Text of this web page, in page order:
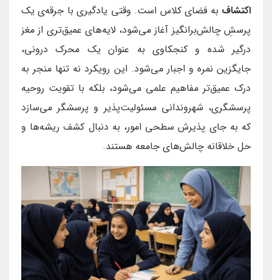
اکتشاف به فضای کلاس است. وقتی یادگیری با جرقه‌ی یک
پرسشِ چالش‌برانگیز آغاز می‌شود، لایه‌های عمیق‌تری از مغز
درگیر شده و کنجکاوی به عنوان یک محرک درونی،
جایگزین نمره و اجبار می‌شود. این رویکرد نه تنها منجر به
درک عمیق‌تر مفاهیم علمی می‌شود، بلکه با تقویت روحیه
پرسشگری، شهروندانی مسئولیت‌پذیر و پرسشگر می‌سازد
که به جای پذیرش سطحی امور، به دنبال کشف ریشه‌ها و
حل خلاقانه چالش‌های جامعه هستند.